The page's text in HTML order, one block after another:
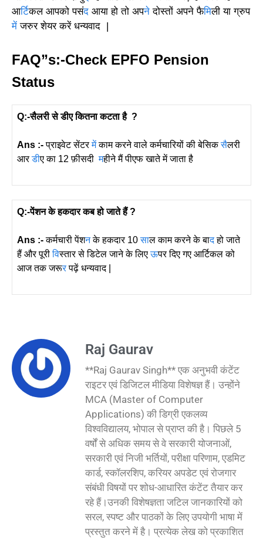
आर्टिकल आपको पसंद आया हो तो अपने दोस्तों अपने फैमिली या ग्रुप
में जरुर शेयर करें धन्यवाद |
FAQ”s:-Check EPFO Pension
Status
Q:-सैलरी से डीए कितना कटता है ?
Ans :-प्राइवेट सेंटरमेंकाम करने वाले कर्मचारियों की बेसिकसैलरी
आरडीए का 12 फ़ीसदी महीने मैं पीएफ खाते में जाता है
Q:-पेंशन के हकदार कब हो जाते हैं ?
Ans :-कर्मचारी पेंशनके हकदार 10साल काम करने के बादहो जाते
हैं और पूरीविस्तार से डिटेल जाने के लिएऊपर दिए गए आर्टिकल को
आज तक जरूरपढ़ें धन्यवाद |
Raj Gaurav
**Raj Gaurav Singh** एक अनुभवी कंटेंट
राइटर एवं डिजिटल मीडिया विशेषज्ञ हैं। उन्होंने
MCA (Master of Computer
Applications) की डिग्री एकलव्य
विश्वविद्यालय, भोपाल से प्राप्त की है। पिछले 5
वर्षों से अधिक समय से वे सरकारी योजनाओं,
सरकारी एवं निजी भर्तियों, परीक्षा परिणाम, एडमिट
कार्ड, स्कॉलरशिप, करियर अपडेट एवं रोजगार
संबंधी विषयों पर शोध-आधारित कंटेंट तैयार कर
रहे हैं।उनकी विशेषज्ञता जटिल जानकारियों को
सरल, स्पष्ट और पाठकों के लिए उपयोगी भाषा में
प्रस्तुत करने में है। प्रत्येक लेख को प्रकाशित